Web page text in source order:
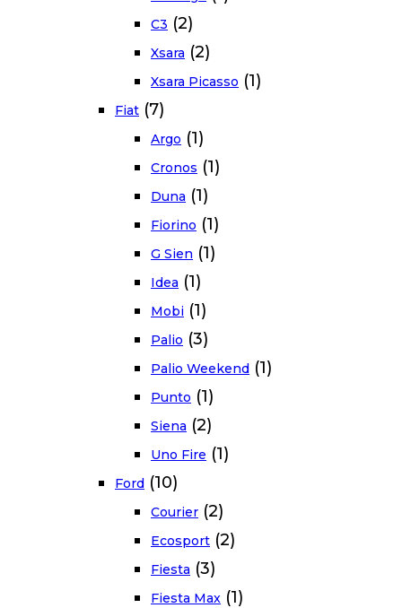
C3 (2)
Xsara (2)
Xsara Picasso (1)
Fiat (7)
Argo (1)
Cronos (1)
Duna (1)
Fiorino (1)
G Sien (1)
Idea (1)
Mobi (1)
Palio (3)
Palio Weekend (1)
Punto (1)
Siena (2)
Uno Fire (1)
Ford (10)
Courier (2)
Ecosport (2)
Fiesta (3)
Fiesta Max (1)